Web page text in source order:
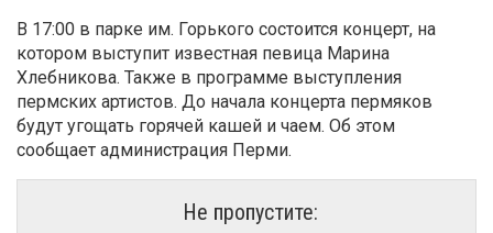
В 17:00 в парке им. Горького состоится концерт, на
котором выступит известная певица Марина
Хлебникова. Также в программе выступления
пермских артистов. До начала концерта пермяков
будут угощать горячей кашей и чаем. Об этом
сообщает администрация Перми.
Не пропустите: